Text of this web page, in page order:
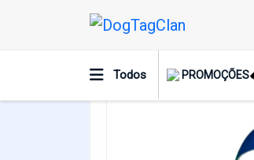
Todos PROMOÇÕES
Cordão Premium TDAH +